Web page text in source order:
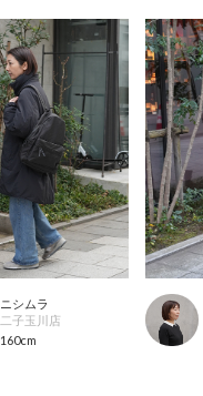
ニシムラ
二子玉川店
160cm